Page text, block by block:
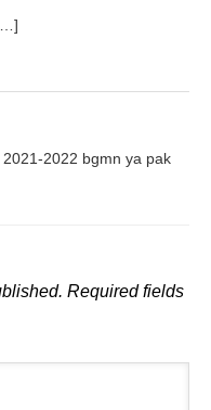
2022 bgmn ya pak
Required fields